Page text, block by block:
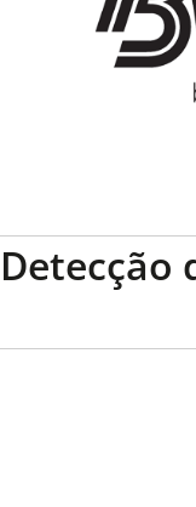
Detecção